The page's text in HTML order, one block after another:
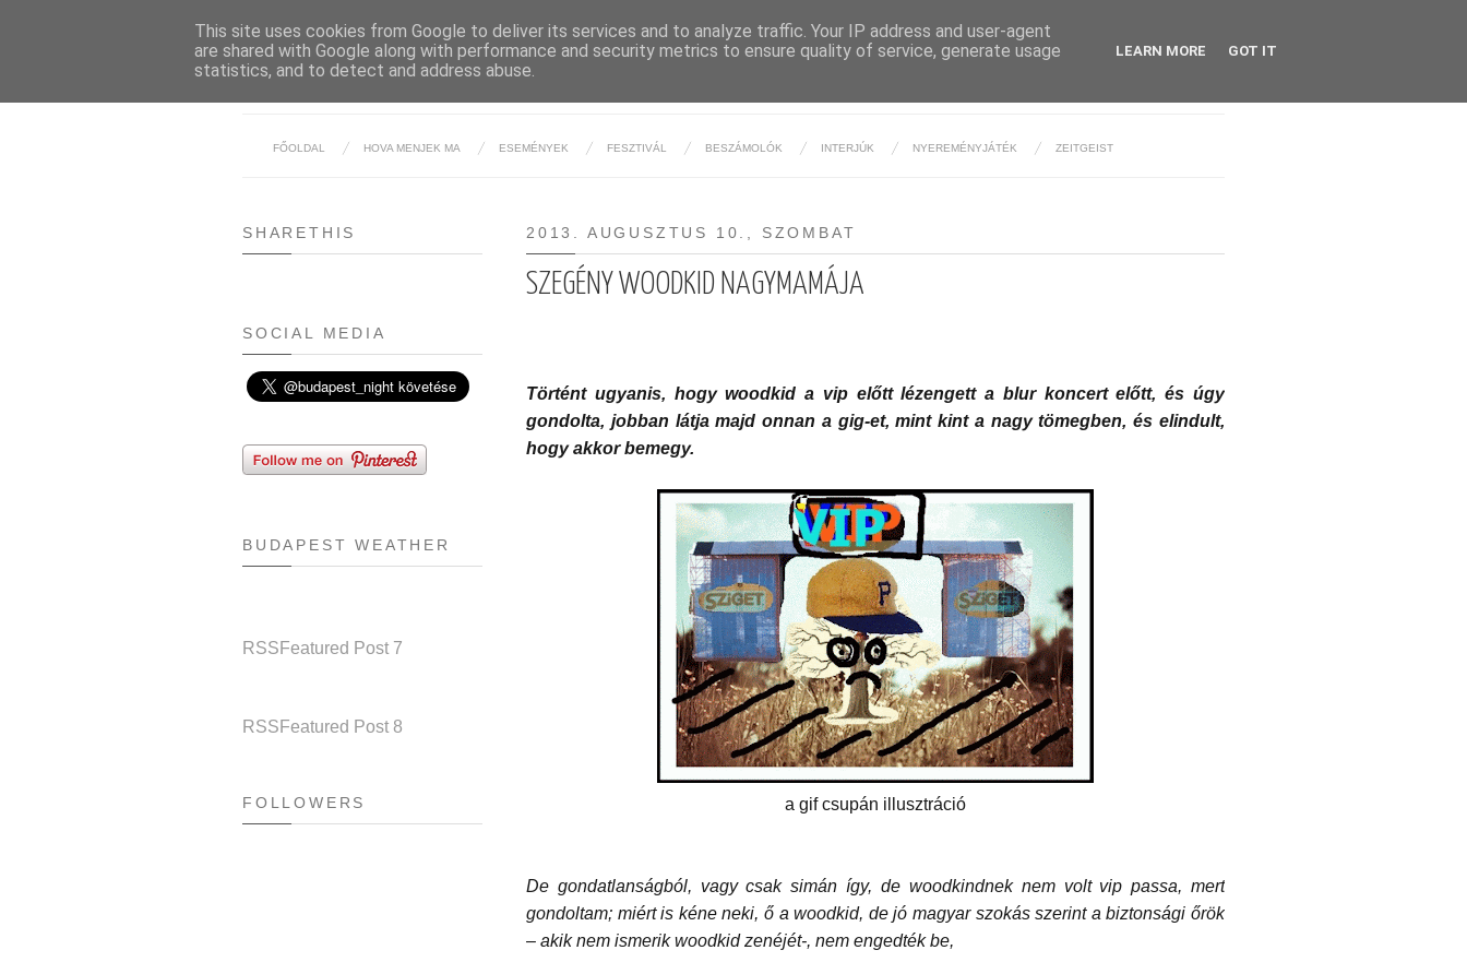
BUDAPESTI ÉJSZAKA
FŐOLDAL HOVA MENJEK MA ESEMÉNYEK FESZTIVÁL BESZÁMOLÓK INTERJÚK NYEREMÉNYJÁTÉK ZEITGEIST
2013. AUGUSZTUS 10., SZOMBAT
SZEGÉNY WOODKID NAGYMAMÁJA
Történt ugyanis, hogy woodkid a vip előtt lézengett a blur koncert előtt, és úgy
gondolta, jobban látja majd onnan a gig-et, mint kint a nagy tömegben, és elindult,
hogy akkor bemegy.
a gif csupán illusztráció
De gondatlanságból, vagy csak simán így, de woodkindnek nem volt vip passa, mert
gondoltam; miért is kéne neki, ő a woodkid, de jó magyar szokás szerint a biztonsági őrök
– akik nem ismerik woodkid zenéjét-, nem engedték be,
SHARETHIS
SOCIAL MEDIA
BUDAPEST WEATHER
RSS Featured Post 7
RSS Featured Post 8
FOLLOWERS
This site uses cookies from Google to deliver its services and to analyze traffic. Your IP address and user-agent
are shared with Google along with performance and security metrics to ensure quality of service, generate usage
statistics, and to detect and address abuse.
LEARN MORE GOT IT